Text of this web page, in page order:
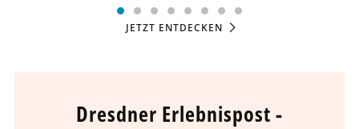
JETZT ENTDECKEN
Dresdner Erlebnispost -